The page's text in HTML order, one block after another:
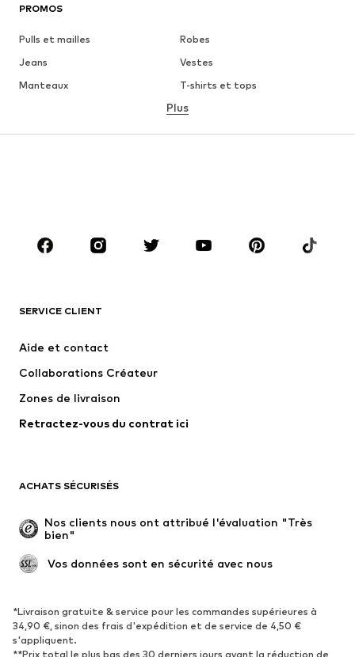
PROMOS
Pulls et mailles
Robes
Jeans
Vestes
Manteaux
T-shirts et tops
Lingerie
Jupes
Blouses et tuniques
Accessoires
Premium
Nouveautés
Lingerie
Manteaux
Jupes
Occasions spéciales
Exclusif
Remise à neuf
Nouveautés
Tendance
Baskets
Bottines
Escarpins et talons hauts
Bottes
Plus
SERVICE CLIENT
Aide et contact
Collaborations Créateur
Zones de livraison
Retractez-vous du contrat ici
ACHATS SÉCURISÉS
Nos clients nous ont attribué l'évaluation "Très
bien"
Vos données sont en sécurité avec nous
*Livraison gratuite & service pour les commandes supérieures à
34,90 €, sinon des frais d'expédition et de service de 4,50 €
s'appliquent.
**Prix total le plus bas des 30 derniers jours avant la réduction de